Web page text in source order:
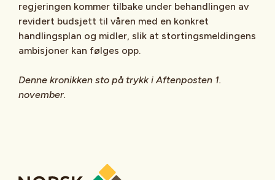
regjeringen kommer tilbake under behandlingen av
revidert budsjett til våren med en konkret
handlingsplan og midler, slik at stortingsmeldingens
ambisjoner kan følges opp.
Denne kronikken sto på trykk i Aftenposten 1.
november.